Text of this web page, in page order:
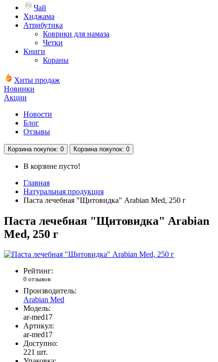
Чай
Хиджама
Атрибутика
Коврики для намаза
Четки
Книги
Кораны
Хиты продаж
Новинки
Акции
Новости
Блог
Отзывы
Корзина покупок: 0 Корзина покупок: 0
В корзине пусто!
Главная
Натуральная продукция
Паста лечебная "Щитовидка" Arabian Med, 250 г
Паста лечебная "Щитовидка" Arabian
Med, 250 г
Рейтинг:
0 отзывов
Производитель:
Arabian Med
Модель:
ar-med17
Артикул:
ar-med17
Доступно:
221 шт.